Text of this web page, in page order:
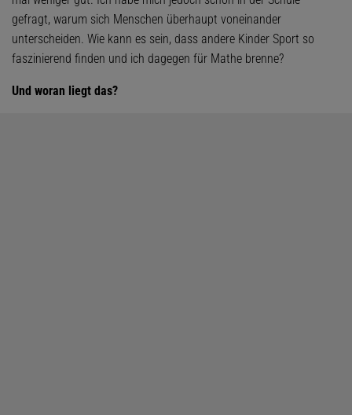
gefragt, warum sich Menschen überhaupt voneinander
unterscheiden. Wie kann es sein, dass andere Kinder Sport so
faszinierend finden und ich dagegen für Mathe brenne?
Und woran liegt das?